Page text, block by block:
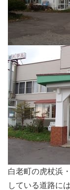
白老町の虎杖浜
している道路には